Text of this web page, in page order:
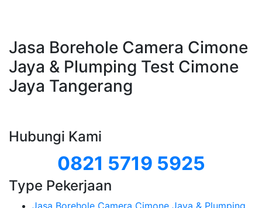
Jasa Borehole Camera Cimone
Jaya & Plumping Test Cimone
Jaya Tangerang
Hubungi Kami
0821 5719 5925
Type Pekerjaan
Jasa Borehole Camera Cimone Jaya & Plumping